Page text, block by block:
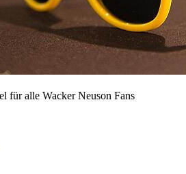
für alle Wacker Neuson Fans